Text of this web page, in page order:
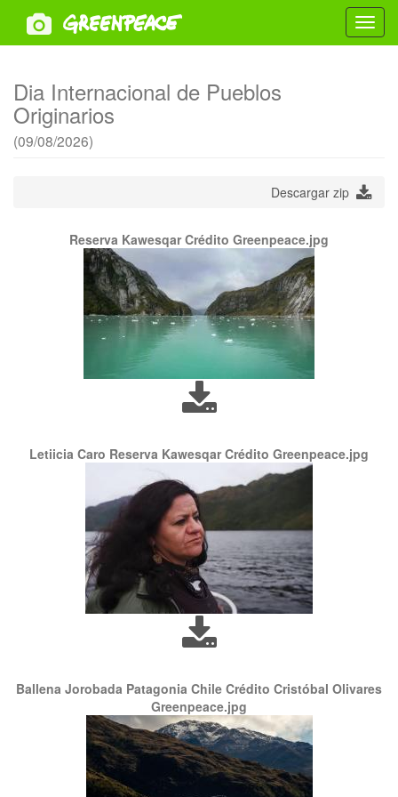
Dia Internacional de Pueblos
Originarios
(09/08/2026)
Descargar zip
Reserva Kawesqar Crédito Greenpeace.jpg
Letiicia Caro Reserva Kawesqar Crédito Greenpeace.jpg
Ballena Jorobada Patagonia Chile Crédito Cristóbal Olivares
Greenpeace.jpg